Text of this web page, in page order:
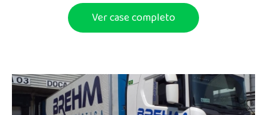
Coordenador de Monitoramento da TRANS...
Ver case completo